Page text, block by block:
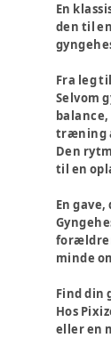
En
den til
Fra leg
Selvom
træning
Den
til en
En
minde
Find din
Hos
eller en